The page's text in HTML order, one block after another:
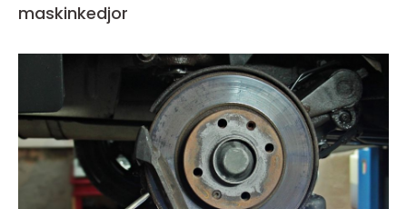
maskinkedjor